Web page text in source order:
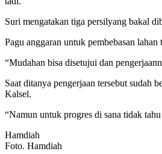
Suri mengatakan tiga persilyang bakal
Pagu anggaran untuk pembebasan
“Mudahan bisa disetujui dan
Saat ditanya pengerjaan tersebut sudah
Kalsel.
“Namun untuk progres di sana tidak
Hamdiah
Foto. Hamdiah